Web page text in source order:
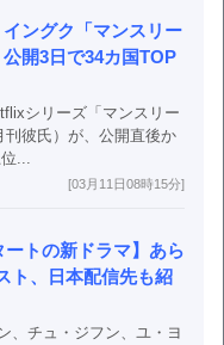
ングク「マンスリー
開3日で34カ国TOP
シリーズ「マンスリー
彼氏）が、公開直後か
...
[03月11日08時15分]
ートの新ドラマ】あら
ト、日本配信先も紹
、チュ・ジフン、ユ・ヨ